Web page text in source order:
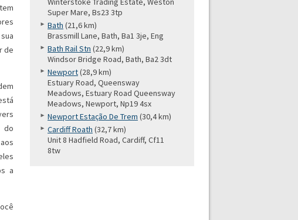
de
do
a
Super Mare, Bs23 3tp
Bath (21,6 km)
Brassmill Lane, Bath, Ba1 3je, Eng
Bath Rail Stn (22,9 km)
Windsor Bridge Road, Bath, Ba2 3dt
Newport(28,9 km)
Estuary Road, Queensway
Meadows, Estuary Road Queensway
Meadows, Newport, Np19 4sx
Newport Estação De Trem (30,4 km)
Cardiff Roath (32,7 km)
Unit 8 Hadfield Road, Cardiff, Cf11
8tw